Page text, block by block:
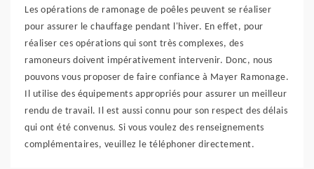
Les opérations de ramonage de poêles peuvent se réaliser
pour assurer le chauffage pendant l'hiver. En effet, pour
réaliser ces opérations qui sont très complexes, des
ramoneurs doivent impérativement intervenir. Donc, nous
pouvons vous proposer de faire confiance à Mayer Ramonage.
Il utilise des équipements appropriés pour assurer un meilleur
rendu de travail. Il est aussi connu pour son respect des délais
qui ont été convenus. Si vous voulez des renseignements
complémentaires, veuillez le téléphoner directement.